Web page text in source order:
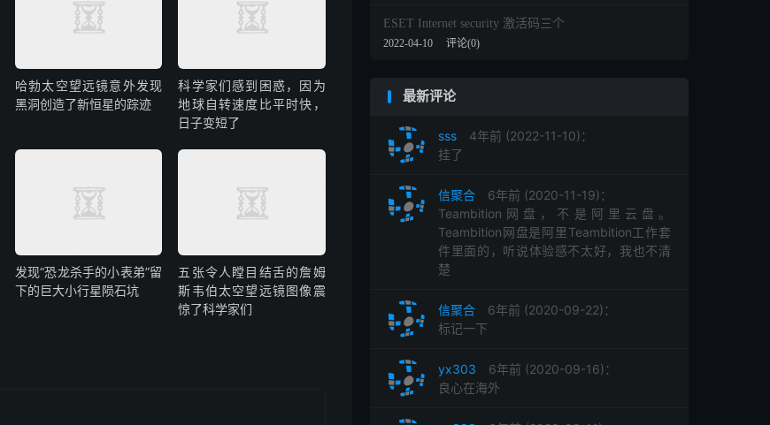
哈勃太空望远镜意外发现
黑洞创造了新恒星的踪迹
科学家们感到困惑，因为
地球自转速度比平时快，
日子变短了
发现“恐龙杀手的小表弟”留
下的巨大小行星陨石坑
五张令人瞠目结舌的詹姆
斯韦伯太空望远镜图像震
惊了科学家们
ESET Internet security 激活码三个
2022-04-10 评论(0)
最新评论
sss
4年前 (2022-11-10)：
挂了
信聚合
6年前 (2020-11-19)：
Teambition网盘，不是阿里云盘。
Teambition网盘是阿里Teambition工作套
件里面的，听说体验感不太好，我也不清
楚
信聚合
6年前 (2020-09-22)：
标记一下
yx303
6年前 (2020-09-16)：
良心在海外